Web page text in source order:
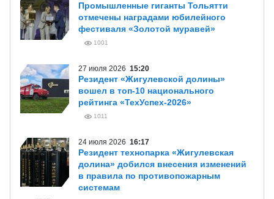
Промышленные гиганты Тольятти
отмечены наградами юбилейного
фестиваля «Золотой муравей»
1001
27 июля 2026 15:20
Резидент «Жигулевской долины»
вошел в топ-10 национального
рейтинга «ТехУспех-2026»
1011
24 июля 2026 16:17
Резидент технопарка «Жигулевская
долина» добился внесения изменений
в правила по противопожарным
системам